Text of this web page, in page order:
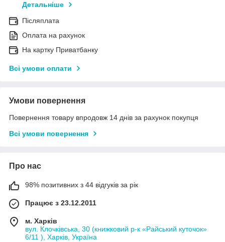
Детальніше
Післяплата
Оплата на рахунок
На картку Приватбанку
Всі умови оплати
Умови повернення
Повернення товару впродовж 14 днів за рахунок покупця
Всі умови повернення
Про нас
98% позитивних з 44 відгуків за рік
Працює з 23.12.2011
м. Харків
вул. Клочківська, 30 (книжковий р-к «Райський куточок»
6/11 ), Харків, Україна